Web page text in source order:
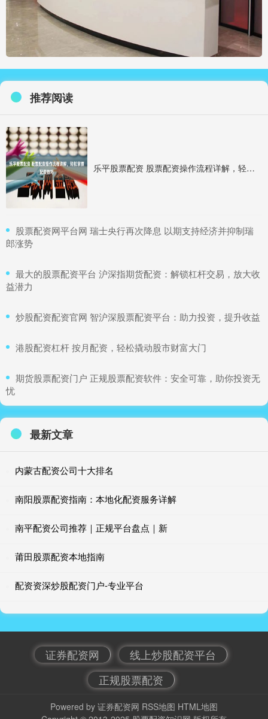
推荐阅读
乐平股票配资 股票配资操作流程详解，轻松掌握配资技巧
​股票配资网平台网 瑞士央行再次降息 以期支持经济并抑制瑞
郎涨势
​最大的股票配资平台 沪深指期货配资：解锁杠杆交易，放大收
益潜力
​炒股配资配资官网 智沪深股票配资平台：助力投资，提升收益
​港股配资杠杆 按月配资，轻松撬动股市财富大门
​期货股票配资门户 正规股票配资软件：安全可靠，助你投资无
忧
最新文章
内蒙古配资公司十大排名
南阳股票配资指南：本地化配资服务详解
南平配资公司推荐｜正规平台盘点｜新
莆田股票配资本地指南
配资资深炒股配资门户-专业平台
证券配资网
线上炒股配资平台
正规股票配资
Powered by 证券配资网 RSS地图 HTML地图